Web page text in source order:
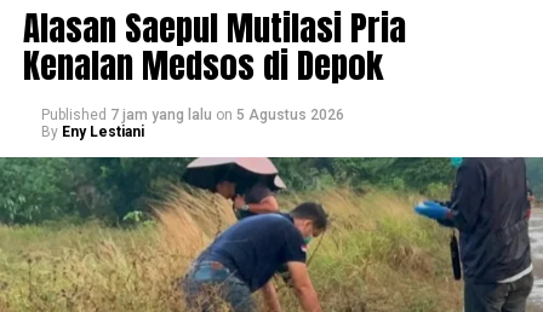
Alasan Saepul Mutilasi Pria
Kenalan Medsos di Depok
Published 7 jam yang lalu on 5 Agustus 2026
By Eny Lestiani